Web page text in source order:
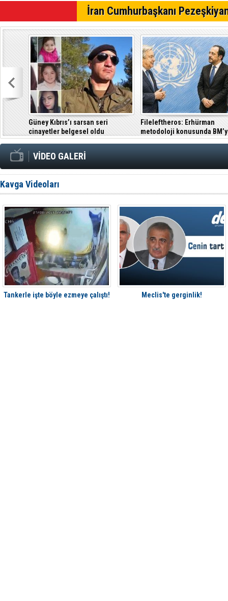
Eğlence
Trafik
İran Cumhurbaşkanı
Güney Kıbrıs’ı sarsan seri
cinayetler belgesel oldu
Fileleftheros: Erhürman
metodoloji konusunda
etti
VİDEO GALERİ
Kavga Videoları
Tankerle işte böyle ezmeye çalıştı! Meclis'te gerginlik!